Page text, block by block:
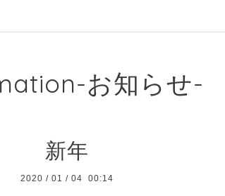
お知らせ-
新年
2020 / 01 / 04 00:14